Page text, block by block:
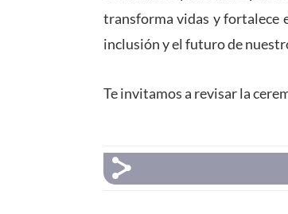
transforma vidas y fortalece
inclusión y el futuro de
Te invitamos a revisar la